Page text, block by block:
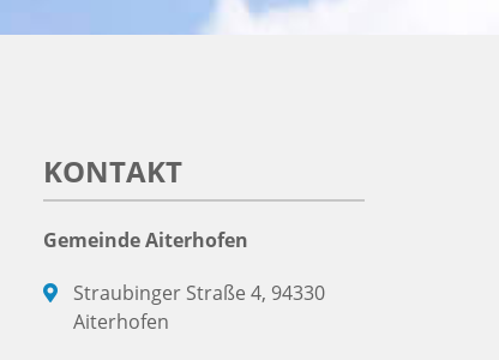
KONTAKT
Gemeinde Aiterhofen
Straubinger Straße 4, 94330
Aiterhofen